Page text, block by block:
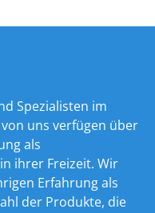
Spezialisten im
uns verfügen über
als
ihrer Freizeit. Wir
Erfahrung als
der Produkte, die